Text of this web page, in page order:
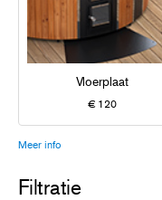
Vloerplaat
€ 120
Meer info
Filtratie